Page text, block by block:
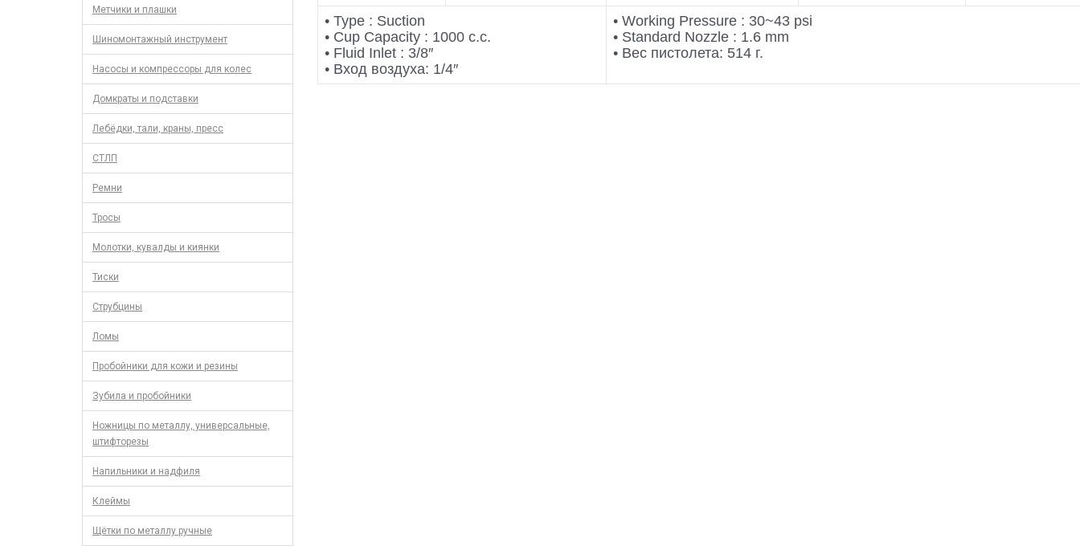
Метчики и плашки
Шиномонтажный инструмент
Насосы и компрессоры для колес
Домкраты и подставки
Лебёдки, тали, краны, пресс
СТЛП
Ремни
Тросы
Молотки, кувалды и киянки
Тиски
Струбцины
Ломы
Пробойники для кожи и резины
Зубила и пробойники
Ножницы по металлу, универсальные,
штифторезы
Напильники и надфиля
Клеймы
Щётки по металлу ручные
• Type : Suction
• Cup Capacity : 1000 c.c.
• Fluid Inlet : 3/8″
• Вход воздуха: 1/4″
• Working Pressure : 30~43 psi
• Standard Nozzle : 1.6 mm
• Вес пистолета: 514 г.